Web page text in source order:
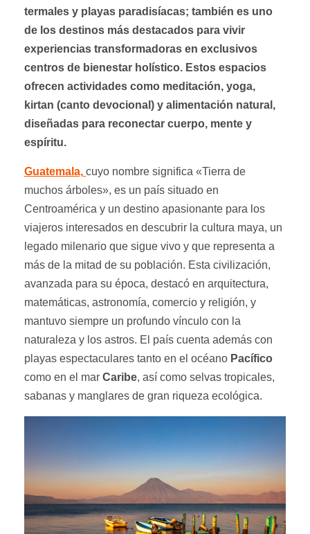
termales y playas paradisíacas; también es uno
de los destinos más destacados para vivir
experiencias transformadoras en exclusivos
centros de bienestar holístico. Estos espacios
ofrecen actividades como meditación, yoga,
kirtan (canto devocional) y alimentación natural,
diseñadas para reconectar cuerpo, mente y
espíritu.
Guatemala, cuyo nombre significa «Tierra de
muchos árboles», es un país situado en
Centroamérica y un destino apasionante para los
viajeros interesados en descubrir la cultura maya, un
legado milenario que sigue vivo y que representa a
más de la mitad de su población. Esta civilización,
avanzada para su época, destacó en arquitectura,
matemáticas, astronomía, comercio y religión, y
mantuvo siempre un profundo vínculo con la
naturaleza y los astros. El país cuenta además con
playas espectaculares tanto en el océano Pacífico
como en el mar Caribe, así como selvas tropicales,
sabanas y manglares de gran riqueza ecológica.